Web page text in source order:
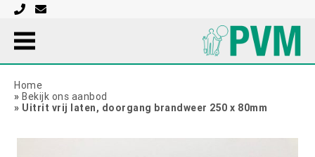
Home
» Bekijk ons aanbod
» Uitrit vrij laten, doorgang brandweer 250 x 80mm